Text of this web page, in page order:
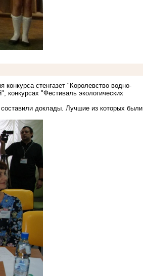
стенгазет "Королевство водно-
конкурсах "Фестиваль экологических
составили доклады. Лучшие из которых были